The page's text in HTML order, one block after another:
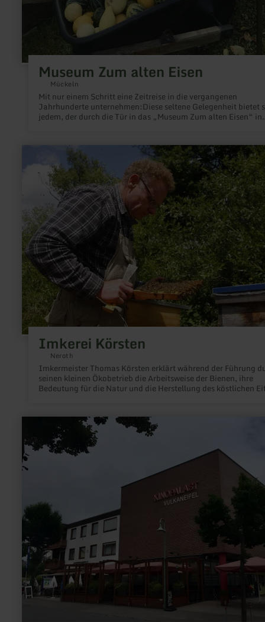
Museum Zum alten Eisen
Mückeln
Mit nur einem Schritt eine Zeitreise in die vergangenen
Jahrhunderte unternehmen:Diese seltene Gelegenheit bietet
jedem, der durch die Tür in das „Museum Zum alten Eisen“ in
Imkerei Körsten
Neroth
Imkermeister Thomas Körsten erklärt während der Führung
seinen kleinen Ökobetrieb die Arbeitsweise der Bienen, ihre
Bedeutung für die Natur und die Herstellung des köstlichen
zu:
Imkerei
zu:
Kinopalast
Daun